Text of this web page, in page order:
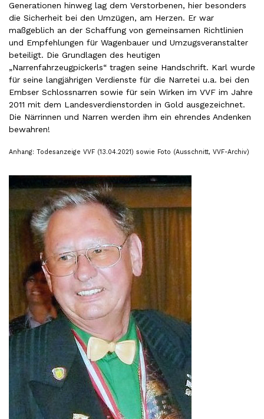
Generationen hinweg lag dem Verstorbenen, hier besonders
die Sicherheit bei den Umzügen, am Herzen. Er war
maßgeblich an der Schaffung von gemeinsamen Richtlinien
und Empfehlungen für Wagenbauer und Umzugsveranstalter
beteiligt. Die Grundlagen des heutigen
„Narrenfahrzeugpickerls“ tragen seine Handschrift. Karl wurde
für seine langjährigen Verdienste für die Narretei u.a. bei den
Embser Schlossnarren sowie für sein Wirken im VVF im Jahre
2011 mit dem Landesverdienstorden in Gold ausgezeichnet.
Die Närrinnen und Narren werden ihm ein ehrendes Andenken
bewahren!
Anhang: Todesanzeige VVF (13.04.2021) sowie Foto (Ausschnitt, VVF-Archiv)